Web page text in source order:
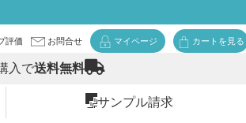
評価 お問合せ マイページ カートを見る
入で送料無料
サンプル請求